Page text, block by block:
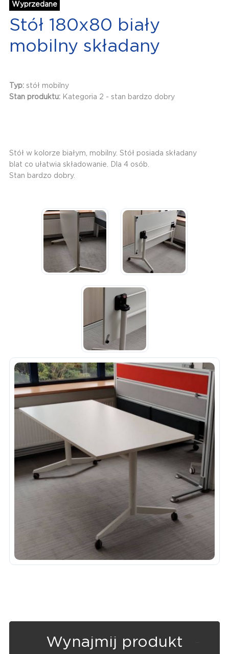
Wyprzedane
Stół 180x80 biały
mobilny składany
Typ: stół mobilny
Stan produktu: Kategoria 2 - stan bardzo dobry
Stół w kolorze białym, mobilny. Stół posiada składany
blat co ułatwia składowanie. Dla 4 osób.
Stan bardzo dobry.
Wynajmij produkt